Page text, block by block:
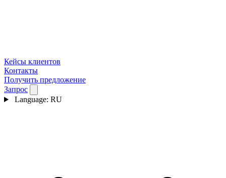
Кейсы клиентов
Контакты
Получить предложение
Запрос
Language: RU